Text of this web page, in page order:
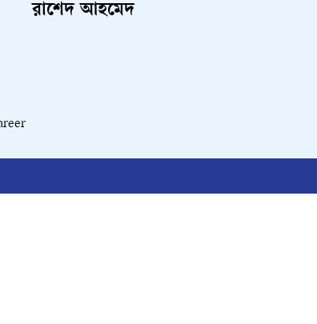
রাশেদ আহমেদ